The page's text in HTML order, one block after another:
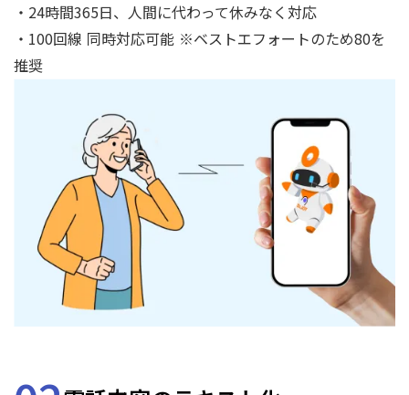
・24時間365日、人間に代わって休みなく対応
・100回線 同時対応可能 ※ベストエフォートのため80を
推奨